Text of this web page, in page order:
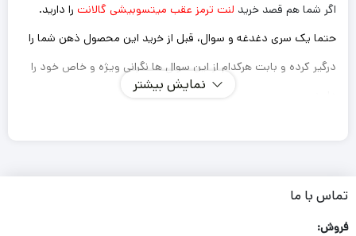
اگر شما هم قصد خرید لنت ترمز عقب میتسوبیشی گالانت را دارید.
حتما یک سری دغدغه و سوال، قبل از خرید این محصول ذهن شما را
درگیر کرده و بابت هرکدام از این سوال ها نگرانی ویژه و خاص خود را
ترمز گیری خوب و سریعی دارد؟
نمایش بیشتر
تماس با ما
فروش: